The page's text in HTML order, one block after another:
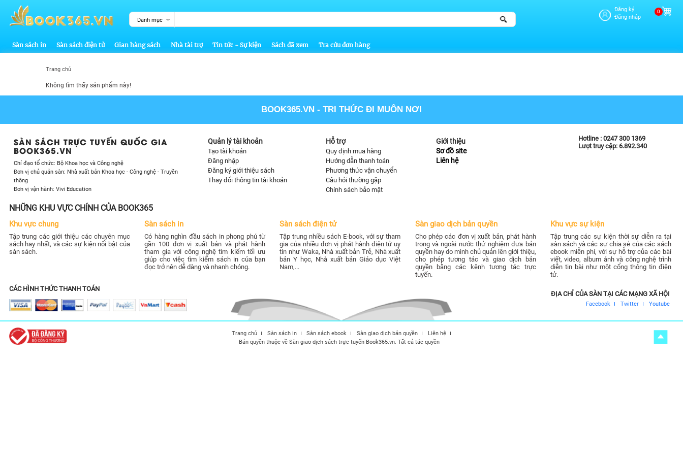
Danh mục
Đăng ký
Đăng nhập
0
Sàn sách in Sàn sách điện tử Gian hàng sách Nhà tài trợ Tin tức - Sự kiện Sách đã xem Tra cứu đơn hàng
Trang chủ
Không tìm thấy sản phẩm này!
BOOK365.VN - TRI THỨC ĐI MUÔN NƠI
SÀN SÁCH TRỰC TUYẾN QUỐC GIA
BOOK365.VN
Chỉ đạo tổ chức: Bộ Khoa học và Công nghệ
Đơn vị chủ quản sàn: Nhà xuất bản Khoa học - Công nghệ - Truyền
thông
Đơn vị vận hành: Vivi Education
Quản lý tài khoản
Tạo tài khoản
Đăng nhập
Đăng ký giới thiệu sách
Thay đổi thông tin tài khoản
Hỗ trợ
Quy định mua hàng
Hướng dẫn thanh toán
Phương thức vận chuyển
Câu hỏi thường gặp
Chính sách bảo mật
Giới thiệu
Sơ đồ site
Liên hệ
Hotline : 0247 300 1369
Lượt truy cập: 6.892.340
NHỮNG KHU VỰC CHÍNH CỦA BOOK365
Khu vực chung
Tập trung các giới thiệu các chuyên mục
sách hay nhất, và các sự kiện nổi bật của
sàn sách.
Sàn sách in
Có hàng nghìn đầu sách in phong phú từ
gần 100 đơn vị xuất bản và phát hành
tham gia với công nghệ tìm kiếm tối ưu
giúp cho việc tìm kiếm sách in của bạn
đọc trở nên dễ dàng và nhanh chóng.
Sàn sách điện tử
Tập trung nhiều sách E-book, với sự tham
gia của nhiều đơn vị phát hành điện tử uy
tín như Waka, Nhà xuất bản Trẻ, Nhà xuất
bản Y học, Nhà xuất bản Giáo dục Việt
Nam,...
Sàn giao dịch bản quyền
Cho phép các đơn vị xuất bản, phát hành
trong và ngoài nước thử nghiệm đưa bản
quyền hay do mình chủ quản lên giới thiệu,
cho phép tương tác và giao dịch bản
quyền bằng các kênh tương tác trực
tuyến.
Khu vực sự kiện
Tập trung các sự kiện thời sự diễn ra tại
sàn sách và các sự chia sẻ của các sách
ebook miễn phí, với sự hỗ trợ của các bài
viết, video, album ảnh và công nghệ trình
diễn tin bài như một cổng thông tin điện
tử.
CÁC HÌNH THỨC THANH TOÁN
ĐỊA CHỈ CỦA SÀN TẠI CÁC MẠNG XÃ HỘI
Facebook Twitter Youtube
Trang chủ Sàn sách in Sàn sách ebook Sàn giao dịch bản quyền
Liên hệ
Bản quyền thuộc về Sàn giao dịch sách trực tuyến Book365.vn. Tất cả tác quyền